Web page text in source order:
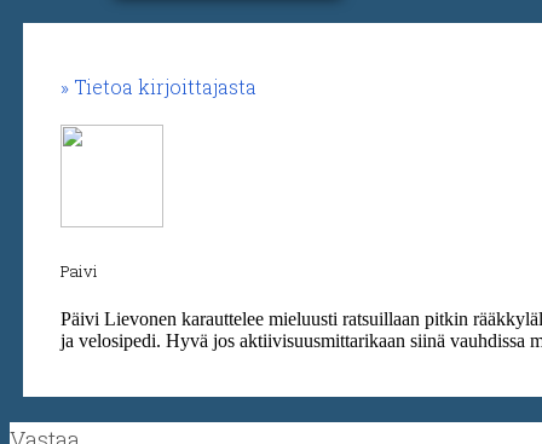
Tietoa kirjoittajasta
Paivi
Päivi Lievonen karauttelee mieluusti ratsuillaan pitkin
ja velosipedi. Hyvä jos aktiivisuusmittarikaan siinä vauhdissa